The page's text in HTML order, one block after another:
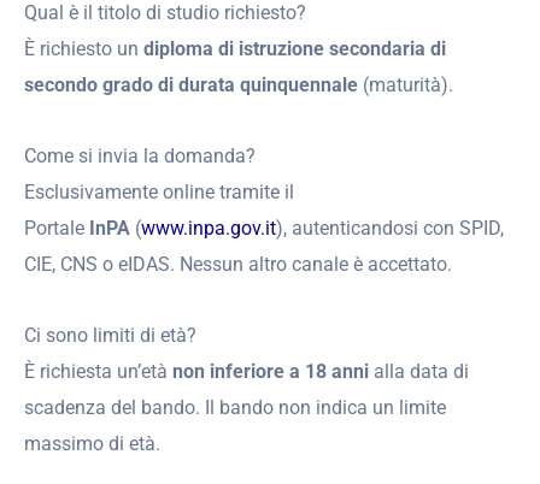
Qual è il titolo di studio richiesto?
È richiesto un diploma di istruzione secondaria di
secondo grado di durata quinquennale (maturità).
Come si invia la domanda?
Esclusivamente online tramite il
Portale InPA (www.inpa.gov.it), autenticandosi con SPID,
CIE, CNS o eIDAS. Nessun altro canale è accettato.
Ci sono limiti di età?
È richiesta un’età non inferiore a 18 anni alla data di
scadenza del bando. Il bando non indica un limite
massimo di età.